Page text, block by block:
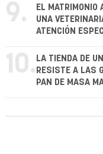
9.
EL MATRIMONIO
UNA
ATENCIÓN
10. LA TIENDA DE
RESISTE A LAS
PAN DE MASA